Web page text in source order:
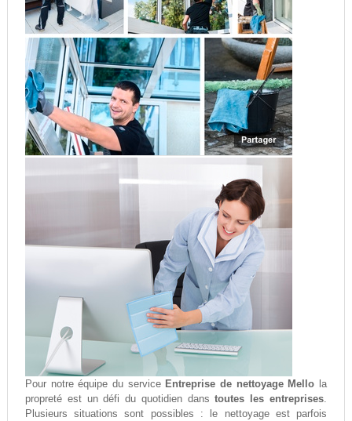
Pour notre équipe du service Entreprise de nettoyage Mello la
propreté est un défi du quotidien danstoutes les entreprises.
Plusieurs situations sont possibles : le nettoyage est parfois